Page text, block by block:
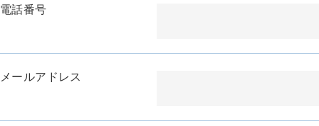
電話番号
メールアドレス